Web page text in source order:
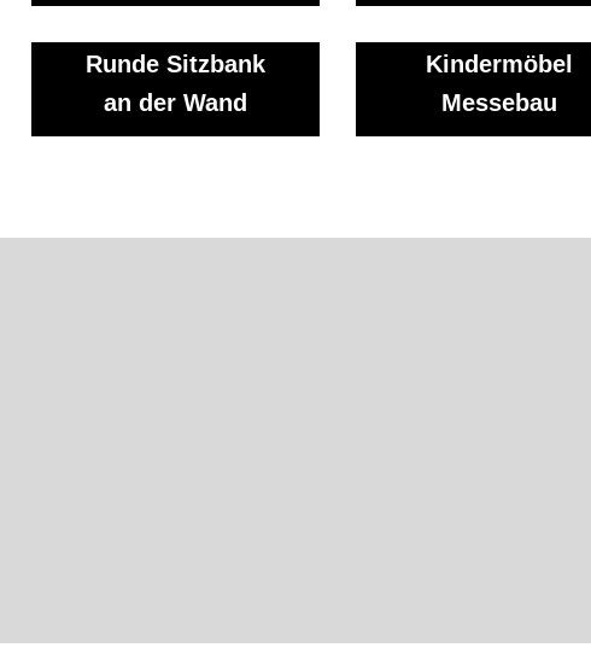
Runde Sitzbank
an der Wand
Kindermöbel
Messebau